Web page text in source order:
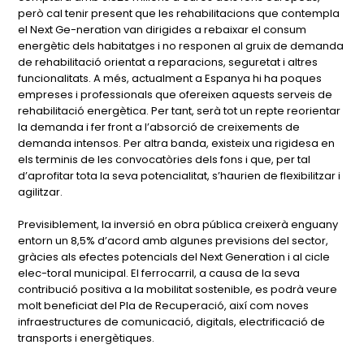
però cal tenir present que les rehabilitacions que contempla
el Next Ge-neration van dirigides a rebaixar el consum
energètic dels habitatges i no responen al gruix de demanda
de rehabilitació orientat a reparacions, seguretat i altres
funcionalitats. A més, actualment a Espanya hi ha poques
empreses i professionals que ofereixen aquests serveis de
rehabilitació energètica. Per tant, serà tot un repte reorientar
la demanda i fer front a l’absorció de creixements de
demanda intensos. Per altra banda, existeix una rigidesa en
els terminis de les convocatòries dels fons i que, per tal
d’aprofitar tota la seva potencialitat, s’haurien de flexibilitzar i
agilitzar.
Previsiblement, la inversió en obra pública creixerà enguany
entorn un 8,5% d’acord amb algunes previsions del sector,
gràcies als efectes potencials del Next Generation i al cicle
elec-toral municipal. El ferrocarril, a causa de la seva
contribució positiva a la mobilitat sostenible, es podrà veure
molt beneficiat del Pla de Recuperació, així com noves
infraestructures de comunicació, digitals, electrificació de
transports i energètiques.